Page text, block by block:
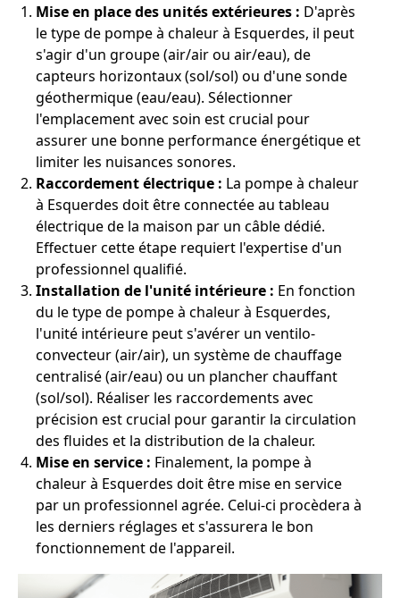
Mise en place des unités extérieures : D'après
le type de pompe à chaleur à Esquerdes, il peut
s'agir d'un groupe (air/air ou air/eau), de
capteurs horizontaux (sol/sol) ou d'une sonde
géothermique (eau/eau). Sélectionner
l'emplacement avec soin est crucial pour
assurer une bonne performance énergétique et
limiter les nuisances sonores.
Raccordement électrique : La pompe à chaleur
à Esquerdes doit être connectée au tableau
électrique de la maison par un câble dédié.
Effectuer cette étape requiert l'expertise d'un
professionnel qualifié.
Installation de l'unité intérieure : En fonction
du le type de pompe à chaleur à Esquerdes,
l'unité intérieure peut s'avérer un ventilo-
convecteur (air/air), un système de chauffage
centralisé (air/eau) ou un plancher chauffant
(sol/sol). Réaliser les raccordements avec
précision est crucial pour garantir la circulation
des fluides et la distribution de la chaleur.
Mise en service : Finalement, la pompe à
chaleur à Esquerdes doit être mise en service
par un professionnel agrée. Celui-ci procèdera à
les derniers réglages et s'assurera le bon
fonctionnement de l'appareil.